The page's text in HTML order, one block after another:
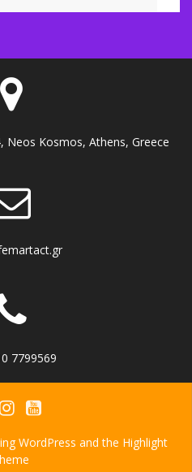
Kosmos, Athens, Greece
7799569
WordPress and the Highlight